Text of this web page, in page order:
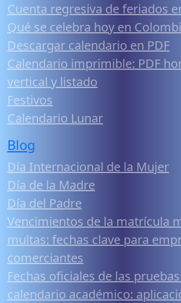
Cuenta regresiva de feriados
Qué se celebra hoy en
Descargar calendario en PDF
Calendario imprimible: PDF
vertical y listado
Festivos
Calendario Lunar
Blog
Día Internacional de la Mujer
Día de la Madre
Día del Padre
Vencimientos de la matrícula
multas: fechas clave para
comerciantes
Fechas oficiales de las
calendario académico: